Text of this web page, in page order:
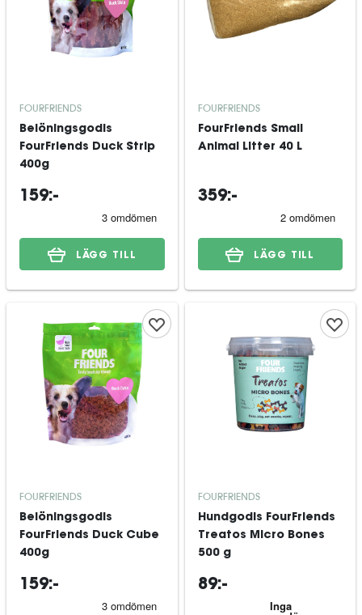
FOURFRIENDS
Belöningsgodis
FourFriends Duck Strip
400g
159:-
LÄGG TILL
FOURFRIENDS
FourFriends Small
Animal Litter 40 L
359:-
LÄGG TILL
FOURFRIENDS
Belöningsgodis
FourFriends Duck Cube
400g
159:-
FOURFRIENDS
Hundgodis FourFriends
Treatos Micro Bones
500 g
89:-